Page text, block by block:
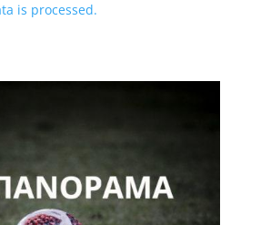
is processed.